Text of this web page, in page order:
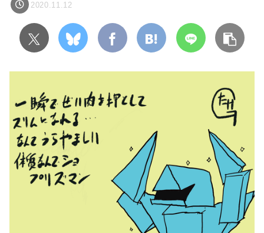
2020.11.12